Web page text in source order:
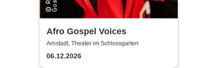
Afro Gospel Voices
Arnstadt, Theater im Schlossgarten
06.12.2026